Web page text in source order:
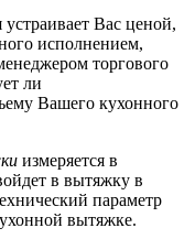
устраивает Вас ценой,
исполнением,
торгового
ли
Вашего кухонного
измеряется в
в вытяжку в
параметр
вытяжке.